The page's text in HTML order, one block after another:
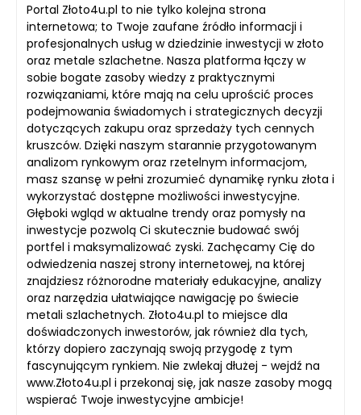
Portal Złoto4u.pl to nie tylko kolejna strona
internetowa; to Twoje zaufane źródło informacji i
profesjonalnych usług w dziedzinie inwestycji w złoto
oraz metale szlachetne. Nasza platforma łączy w
sobie bogate zasoby wiedzy z praktycznymi
rozwiązaniami, które mają na celu uprościć proces
podejmowania świadomych i strategicznych decyzji
dotyczących zakupu oraz sprzedaży tych cennych
kruszców. Dzięki naszym starannie przygotowanym
analizom rynkowym oraz rzetelnym informacjom,
masz szansę w pełni zrozumieć dynamikę rynku złota i
wykorzystać dostępne możliwości inwestycyjne.
Głęboki wgląd w aktualne trendy oraz pomysły na
inwestycje pozwolą Ci skutecznie budować swój
portfel i maksymalizować zyski. Zachęcamy Cię do
odwiedzenia naszej strony internetowej, na której
znajdziesz różnorodne materiały edukacyjne, analizy
oraz narzędzia ułatwiające nawigację po świecie
metali szlachetnych. Złoto4u.pl to miejsce dla
doświadczonych inwestorów, jak również dla tych,
którzy dopiero zaczynają swoją przygodę z tym
fascynującym rynkiem. Nie zwlekaj dłużej - wejdź na
www.Złoto4u.pl i przekonaj się, jak nasze zasoby mogą
wspierać Twoje inwestycyjne ambicje!